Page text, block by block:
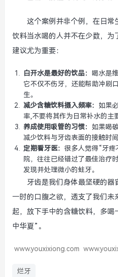
这个案例并非个例，在日
饮料当水喝的人并不在少数，
建议尤为重要：
白开水是最好的饮品： 喝水是
它不仅不伤牙，还能帮助冲刷
生。
减少含糖饮料摄入频率： 如果
率,不要将其作为日常补水的主
养成使用吸管的习惯： 如果喝
减少饮料与牙齿表面的接触时
定期看牙医： 很多人觉得“牙疼
院，往往已经错过了最佳治疗
发现并处理微小的蛀牙。
牙齿是我们身体最坚硬的
一时的口腹之欲，透支了我们未
起，放下手中的含糖饮料，多喝
中华夏”。
www.youxixiong.com
烂牙